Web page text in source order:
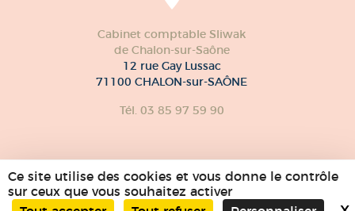
Ce site utilise des cookies et vous donne le contrôle
sur ceux que vous souhaitez activer
Cabinet comptable Sliwak
de Chalon-sur-Saône
12 rue Gay Lussac
71100 CHALON-sur-SAÔNE
Tél. 03 85 97 59 90